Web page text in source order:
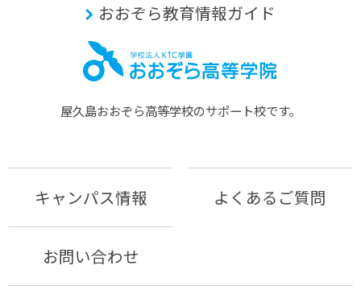
おおぞら教育情報ガイド
屋久島おおぞら⾼等学校のサポート校です。
キャンパス情報 よくあるご質問
お問い合わせ